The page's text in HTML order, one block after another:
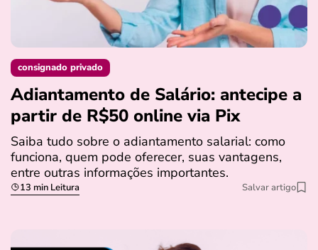
consignado privado
Adiantamento de Salário: antecipe a
partir de R$50 online via Pix
Saiba tudo sobre o adiantamento salarial: como
funciona, quem pode oferecer, suas vantagens,
entre outras informações importantes.
13 min Leitura Salvar artigo